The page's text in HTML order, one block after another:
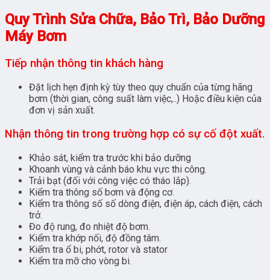
Quy Trình Sửa Chữa, Bảo Trì, Bảo Dưỡng
Máy Bơm
Tiếp nhận thông tin khách hàng
Đặt lịch hẹn định kỳ tùy theo quy chuẩn của từng hãng
bơm (thời gian, công suất làm việc,..) Hoặc điều kiện của
đơn vị sản xuất.
Nhận thông tin trong trường hợp có sự cố đột xuất.
Khảo sát, kiểm tra trước khi bảo dưỡng
Khoanh vùng và cảnh báo khu vực thi công.
Trải bạt (đối với công việc có tháo lắp).
Kiểm tra thông số bơm và động cơ.
Kiểm tra thông số số dòng điện, điện áp, cách điện, cách
trở.
Đo độ rung, đo nhiệt độ bơm.
Kiểm tra khớp nối, độ đồng tâm.
Kiểm tra ổ bi, phớt, rotor và stator
Kiểm tra mỡ cho vòng bi.